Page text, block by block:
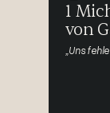
1
von
„Uns